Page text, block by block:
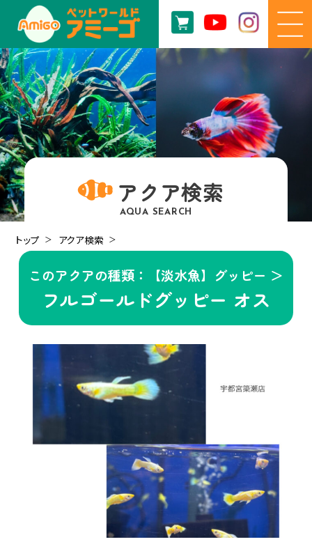
アクア検索
AQUA SEARCH
トップ アクア検索
このアクアの種類：【淡水魚】グッピー ＞
フルゴールドグッピー オス